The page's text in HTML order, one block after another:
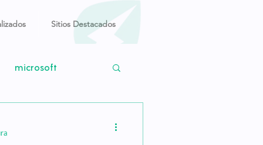
Sitios Destacados
microsoft